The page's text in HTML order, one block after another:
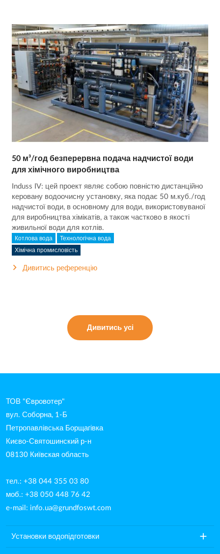
50 м³/год безперервна подача надчистої води
для хімічного виробництва
Induss IV: цей проект являє собою повністю дистанційно
керовану водоочисну установку, яка подає 50 м.куб./год
надчистої води, в основному для води, використовуваної
для виробництва хімікатів, а також частково в якості
живильної води для котлів.
Котлова вода Технологічна вода
Хімічна промисловість
Дивитись референцію
Дивитись усі
ТОВ "Євровотер"
вул. Соборна, 1-Б
Петропавлівська Борщагівка
Києво-Святошинский р-н
08130 Київская область
тел.: +38 044 355 03 80
моб.: +38 050 448 76 42
e-mail: info.ua@grundfoswt.com
Установки водопідготовки
add